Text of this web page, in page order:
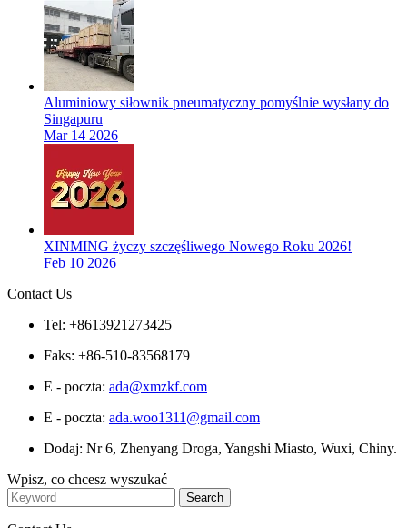
Aluminiowy siłownik pneumatyczny pomyślnie wysłany do
Singapuru
Mar 14 2026
XINMING życzy szczęśliwego Nowego Roku 2026!
Feb 10 2026
Contact Us
Tel: +8613921273425
Faks: +86-510-83568179
E - poczta: ada@xmzkf.com
E - poczta: ada.woo1311@gmail.com
Dodaj: Nr 6, Zhenyang Droga, Yangshi Miasto, Wuxi, Chiny.
Wpisz, co chcesz wyszukać